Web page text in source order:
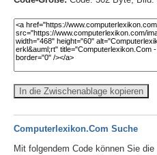
In die Zwischenablage kopieren
Computerlexikon.Com Suche
Mit folgendem Code können Sie